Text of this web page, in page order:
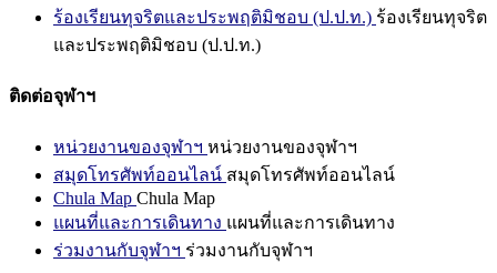
ร้องเรียนทุจริตและประพฤติมิชอบ (ป.ป.ท.) ร้องเรียนทุจริต
และประพฤติมิชอบ (ป.ป.ท.)
ติดต่อจุฬาฯ
หน่วยงานของจุฬาฯ หน่วยงานของจุฬาฯ
สมุดโทรศัพท์ออนไลน์ สมุดโทรศัพท์ออนไลน์
Chula Map Chula Map
แผนที่และการเดินทาง แผนที่และการเดินทาง
ร่วมงานกับจุฬาฯ ร่วมงานกับจุฬาฯ